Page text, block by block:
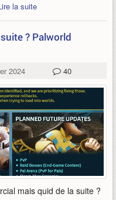
la suite
? Palworld
2024 40
mais quid de la suite ?